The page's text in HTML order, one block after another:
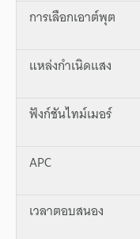
การเลือกเอาต์พุต
แหล่งกำเนิดแสง
ฟังก์ชันไทม์เมอร์
APC
เวลาตอบสนอง